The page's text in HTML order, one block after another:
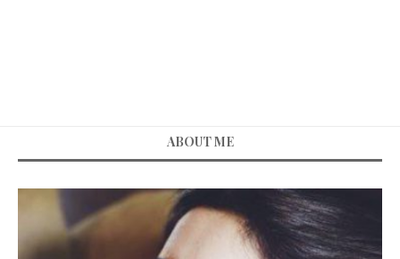
ABOUT ME